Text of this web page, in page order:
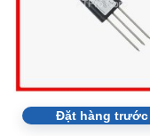
Đặt hàng trước